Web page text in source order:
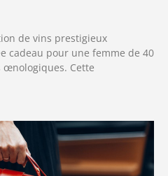
de vins prestigieux
cadeau pour une femme de 40
Cette